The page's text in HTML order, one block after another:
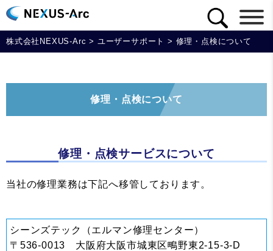
株式会社NEXUS-Arc > ユーザーサポート > 修理・点検について
修理・点検について
修理・点検サービスについて
当社の修理業務は下記へ移管しております。
シーンズテック（エルマン修理センター）
〒536-0013 大阪府大阪市城東区鴫野東2-15-3-D